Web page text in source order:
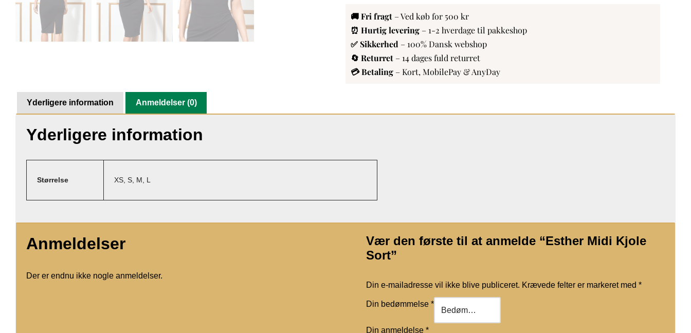
🚚 Fri fragt – Ved køb for 500 kr
⏰ Hurtig levering – 1-2 hverdage til pakkeshop
✅ Sikkerhed – 100% Dansk webshop
🔄 Returret – 14 dages fuld returret
💳 Betaling – Kort, MobilePay & AnyDay
Yderligere information Anmeldelser (0)
Yderligere information
Størrelse XS, S, M, L
Anmeldelser
Der er endnu ikke nogle anmeldelser.
Vær den første til at anmelde “Esther Midi Kjole
Sort”
Din e-mailadresse vil ikke blive publiceret. Krævede felter er markeret med *
Din bedømmelse *
Din anmeldelse *